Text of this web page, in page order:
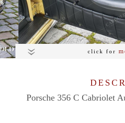
click for
Porsche 356 C Cabriolet